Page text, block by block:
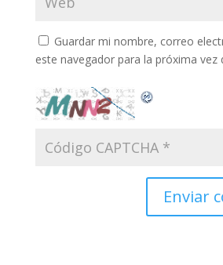
Guardar mi nombre, correo
este navegador para la próxima vez